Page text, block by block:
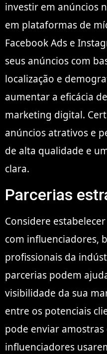
investir em anúncios
em plataformas de
Facebook Ads e
seus anúncios com
localização e
aumentar a eficácia
marketing digital.
anúncios atrativos e
de alta qualidade e
clara.
Parcerias
Considere
com influenciadores,
profissionais da
parcerias podem
visibilidade da sua
entre os potenciais
pode enviar amostras
influenciadores